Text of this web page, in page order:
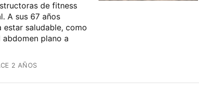
de fitness
A sus 67 años
saludable, como
plano a
2 AÑOS